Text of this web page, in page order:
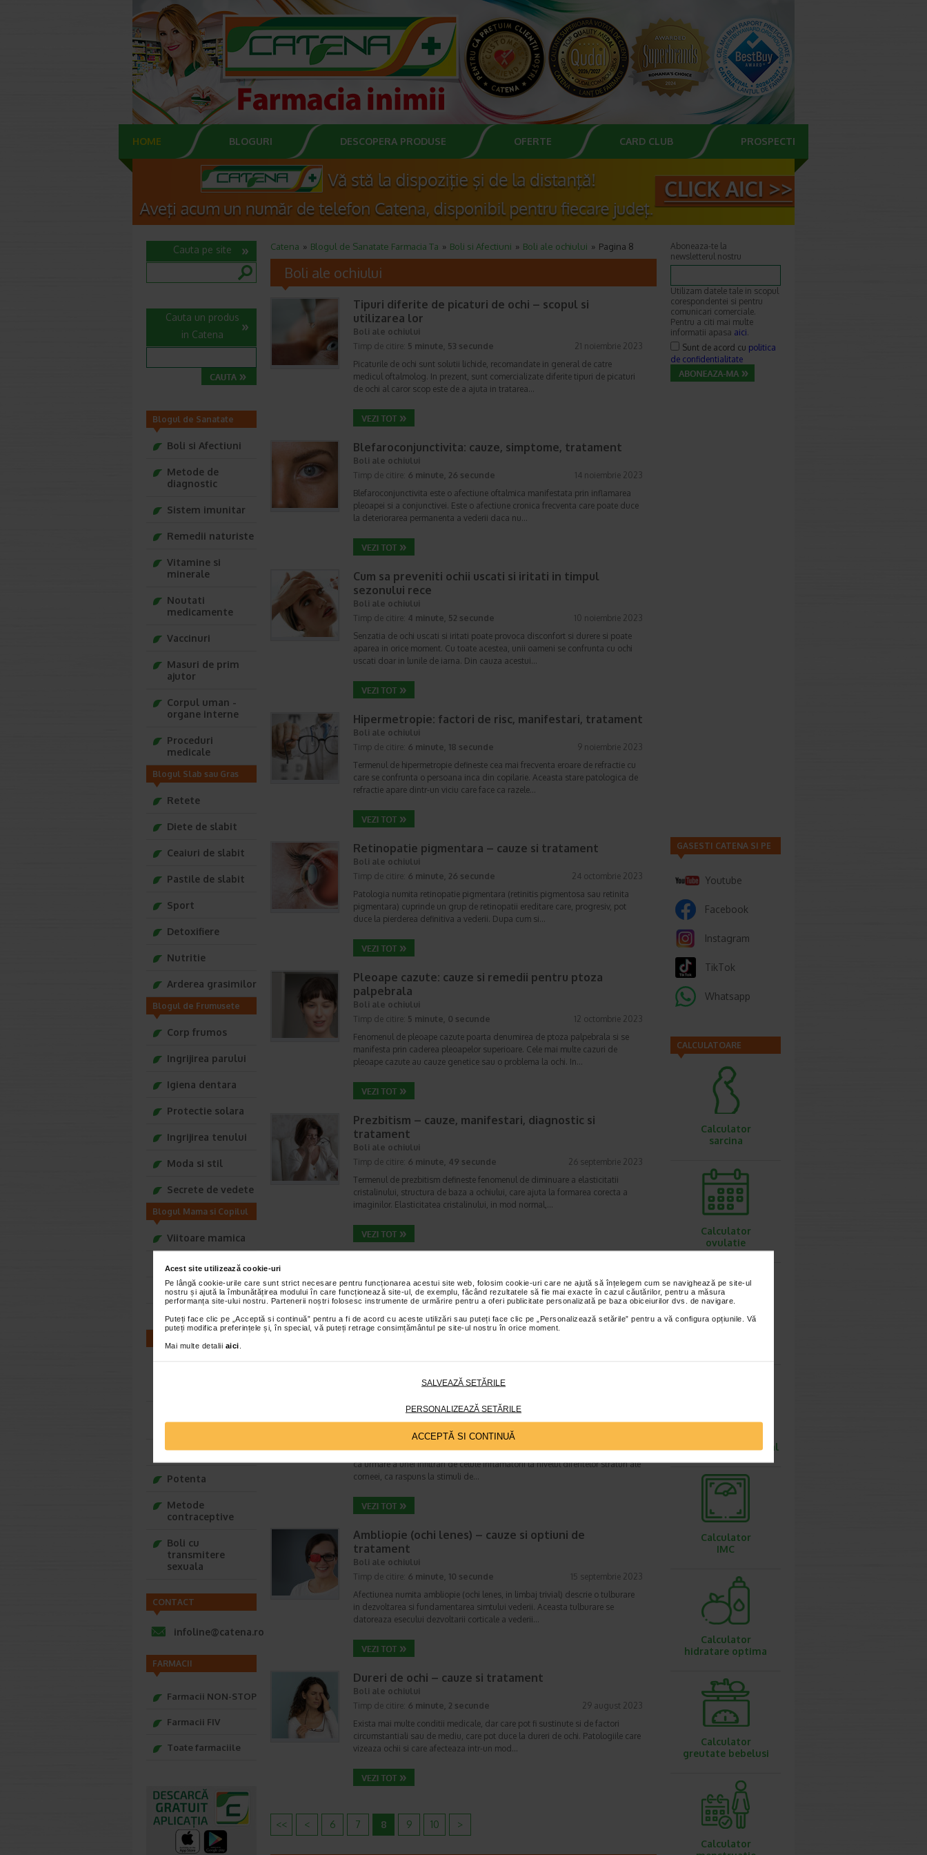
Acest site utilizează cookie-uri
Pe lângă cookie-urile care sunt strict necesare pentru funcționarea acestui site web, folosim cookie-uri care ne ajută să înțelegem cum se navighează pe site-ul
nostru și ajută la îmbunătățirea modului în care funcționează site-ul, de exemplu, făcând rezultatele să fie mai exacte în cazul căutărilor, pentru a măsura
performanța site-ului nostru. Partenerii noștri folosesc instrumente de urmărire pentru a oferi publicitate personalizată pe baza obiceiurilor dvs. de navigare.
Puteți face clic pe „Acceptă si continuă” pentru a fi de acord cu aceste utilizări sau puteți face clic pe „Personalizează setările” pentru a vă configura opțiunile. Vă
puteți modifica preferințele și, în special, vă puteți retrage consimțământul pe site-ul nostru în orice moment.
Mai multe detalii aici
SALVEAZĂ SETĂRILE
PERSONALIZEAZĂ SETĂRILE
ACCEPTĂ SI CONTINUĂ
HOME BLOGURI DESCOPERA PRODUSE OFERTE CARD CLUB PROSPECTE
Catena Blogul de Sanatate Farmacia Ta Boli si Afectiuni Boli ale ochiului Pagina 8
Boli ale ochiului
Tipuri diferite de picaturi de ochi – scopul si
utilizarea lor
Boli ale ochiului
Timp de citire: 5 minute, 53 secunde
21 noiembrie 2023
Picaturile de ochi sunt solutii lichide, recomandate in general de catre
medicul oftalmolog. In prezent, sunt comercializate diferite tipuri de picaturi
de ochi al caror scop este de a ajuta in tratarea…
Blefaroconjunctivita: cauze, simptome, tratament
Boli ale ochiului
Timp de citire: 6 minute, 26 secunde
14 noiembrie 2023
Blefaroconjunctivita este o afectiune oftalmica manifestata prin inflamarea
pleoapei si a conjunctivei. Este o afectiune cronica frecventa care poate duce
la deteriorarea permanenta a vederii daca nu…
Cum sa preveniti ochii uscati si iritati in timpul
sezonului rece
Boli ale ochiului
Timp de citire: 4 minute, 52 secunde
10 noiembrie 2023
Senzatia de ochi uscati si iritati poate provoca disconfort si durere si poate
aparea in orice moment. Cu toate acestea, unii oameni se confrunta cu ochi
uscati doar in lunile de iarna. Din cauza acestui…
Hipermetropie: factori de risc, manifestari, tratament
Boli ale ochiului
Timp de citire: 6 minute, 18 secunde
9 noiembrie 2023
Termenul de hipermetropie defineste cea mai frecventa eroare de refractie cu
care se confrunta o persoana inca din copilarie. Aceasta stare patologica de
refractie apare dintr-un viciu care face ca razele…
Retinopatie pigmentara – cauze si tratament
Boli ale ochiului
Timp de citire: 6 minute, 26 secunde
24 octombrie 2023
Patologia numita retinopatie pigmentara (retinitis pigmentosa sau retinita
pigmentara) cuprinde un grup de retinopatii ereditare care, progresiv, pot
duce la pierderea definitiva a vederii. Dupa cum si…
Pleoape cazute: cauze si remedii pentru ptoza
palpebrala
Boli ale ochiului
Timp de citire: 5 minute, 0 secunde
12 octombrie 2023
Fenomenul de pleoape cazute poarta denumirea de ptoza palpebrala si se
manifesta prin caderea pleoapelor superioare. Cele mai multe cazuri de
pleoape cazute au cauze genetice sau o problema la ochi. In…
Prezbitism – cauze, manifestari, diagnostic si
tratament
Boli ale ochiului
Timp de citire: 6 minute, 49 secunde
26 septembrie 2023
Termenul de prezbitism defineste fenomenul de diminuare a elasticitatii
cristalinului, structura de baza a ochiului, care ajuta la formarea corecta a
imaginilor. Elasticitatea cristalinului, in mod normal,…
Timp de citire:6 minute, 50 secunde
19 septembrie 2023
atunci cand forma ochiului (sau forma anumitor parti ale ochiului) face ca
razele de lumina sa se refracte (sa-si schimbe directia)…
tratamentul recomandat
Boli ale ochiului
6 minute, 18 secunde
Sub denumirea de keratita pot fi descrise mai multe patologii clinice care apar
ca urmare a unei infiltrari de celule inflamatorii la nivelul diferitelor straturi ale
corneei, ca raspuns la stimuli de…
Ambliopie (ochi lenes) – cauze si optiuni de
tratament
Boli ale ochiului
Timp de citire: 6 minute, 10 secunde
15 septembrie 2023
Afectiunea numita ambliopie (ochi lenes, in limbaj trivial) descrie o tulburare
in dezvoltarea si fundamentarea simtului vederii. Aceasta tulburare se
datoreaza esecului dezvoltarii corticale a vederii…
Dureri de ochi – cauze si tratament
Boli ale ochiului
Timp de citire: 6 minute, 2 secunde
29 august 2023
Exista mai multe conditii medicale, dar care pot fi sustinute si de factori
circumstantiali sau de mediu, care pot duce la dureri de ochi. Patologiile care
vizeaza ochii si care afecteaza intr-un mod…
<< < 6 7 8 9 10 >
Cauta pe site
Cauta un produs
in Catena
Blogul de Sanatate
Boli si Afectiuni
Metode de
diagnostic
Sistem imunitar
Remedii naturiste
Vitamine si
minerale
Noutati
medicamente
Vaccinuri
Masuri de prim
ajutor
Corpul uman -
organe interne
Proceduri
medicale
Blogul Slab sau Gras
Retete
Diete de slabit
Ceaiuri de slabit
Pastile de slabit
Sport
Detoxifiere
Nutritie
Arderea grasimilor
Blogul de Frumusete
Corp frumos
Ingrijirea parului
Igiena dentara
Protectie solara
Ingrijirea tenului
Moda si stil
Secrete de vedete
Blogul Mama si Copilul
Viitoare mamica
Deja mamica
Bebelusul tau
Copilul tau
Infertilitate femei
Relatia de cuplu
Potenta
Metode
contraceptive
Boli cu
transmitere
sexuala
CONTACT
infoline@catena.ro
FARMACII
Farmacii NON-STOP
Farmacii FIV
Toate farmaciile
Aboneaza-te la
newsletterul nostru
Utilizam datele tale in scopul
corespondentei si pentru
comunicari comerciale.
Pentru a citi mai multe
informatii apasa aici.
Sunt de acord cu politica
de confidentialitate
GASESTI CATENA SI PE
Youtube
Facebook
Instagram
TikTok
Whatsapp
CALCULATOARE
Calculator
sarcina
Calculator
ovulatie
metabolismului bazal
Calculator
IMC
Calculator
hidratare optima
Calculator
greutate bebelusi
Calculator